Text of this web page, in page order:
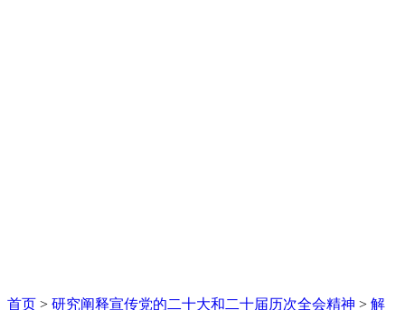
首页 > 研究阐释宣传党的二十大和二十届历次全会精神 > 解